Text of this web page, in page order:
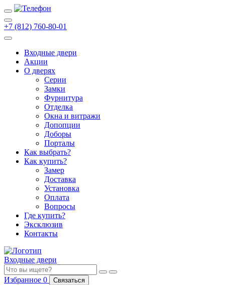
+7 (812) 760-80-01
Входные двери
Акции
О дверях
Cерии
Замки
Фурнитура
Отделка
Окна и витражи
Допопции
Доборы
Порталы
Как выбрать?
Как купить?
Замер
Доставка
Установка
Оплата
Вопросы
Где купить?
Эксклюзив
Контакты
Входные двери
Избранное 0 Связаться